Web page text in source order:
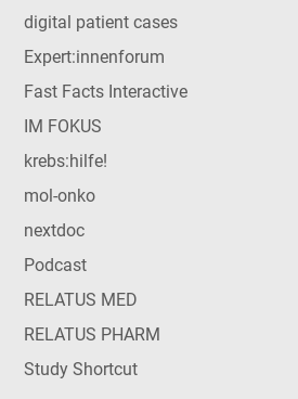
digital patient cases
Expert:innenforum
Fast Facts Interactive
IM FOKUS
krebs:hilfe!
mol-onko
nextdoc
Podcast
RELATUS MED
RELATUS PHARM
Study Shortcut